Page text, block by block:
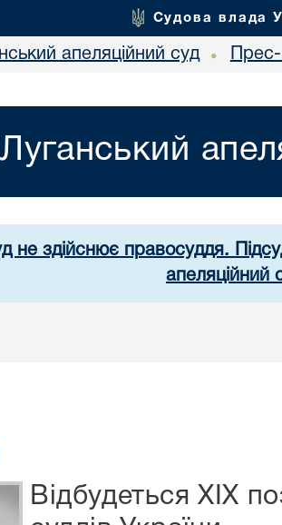
Судова влада
апеляційний суд •
Луганський
не здійснює правосуддя.
апеляційний
Відбудеться ХІХ